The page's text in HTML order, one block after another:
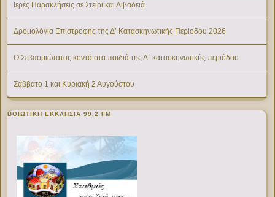
Ιερές Παρακλήσεις σε Στείρι και Λιβαδειά
Δρομολόγια Επιστροφής της Δ’ Κατασκηνωτικής Περίοδου 2026
Ο Σεβασμιώτατος κοντά στα παιδιά της Δ΄ κατασκηνωτικής περιόδου
Σάββατο 1 και Κυριακή 2 Αυγούστου
ΒΟΙΩΤΙΚΉ ΕΚΚΛΗΣΊΑ 99,2 FM